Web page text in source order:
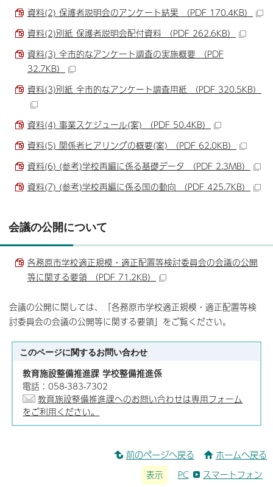
資料(2) 保護者説明会のアンケート結果 （PDF 170.4KB）
資料(2)別紙 保護者説明会配付資料 （PDF 262.6KB）
資料(3) 全市的なアンケート調査の実施概要 （PDF
32.7KB）
資料(3)別紙 全市的なアンケート調査用紙 （PDF 320.5KB）
資料(4) 事業スケジュール(案) （PDF 50.4KB）
資料(5) 関係者ヒアリングの概要(案) （PDF 62.0KB）
資料(6) (参考)学校再編に係る基礎データ （PDF 2.3MB）
資料(7) (参考)学校再編に係る国の動向 （PDF 425.7KB）
会議の公開について
各務原市学校適正規模・適正配置等検討委員会の会議の公開
等に関する要領 （PDF 71.2KB）
会議の公開に関しては、「各務原市学校適正規模・適正配置等検
討委員会の会議の公開等に関する要領」をご覧ください。
このページに関するお問い合わせ
教育施設整備推進課 学校整備推進係
電話：058-383-7302
教育施設整備推進課へのお問い合わせは専用フォーム
をご利用ください。
前のページへ戻る ホームへ戻る
表示 PC スマートフォン